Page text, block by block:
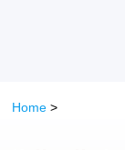
Home >